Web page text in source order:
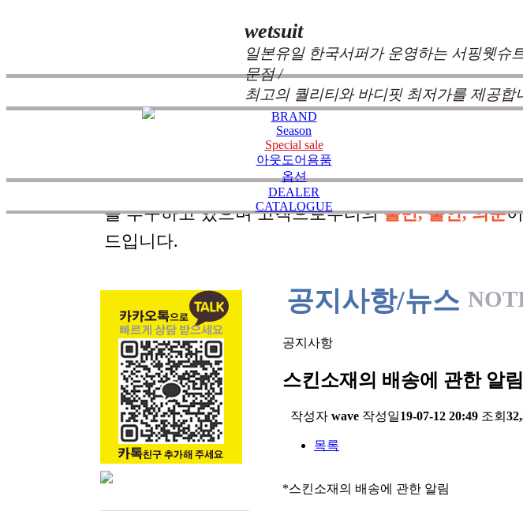
wetsuit
일본유일 한국서퍼가 운영하는 서핑웻슈
문점 /
최고의 퀄리티와 바디핏 최저가를 제공합
BRAND
Season
Special sale
아웃도어용품
옵션
DEALER
CATALOGUE
는 서퍼들의 느낌과 의견를 듣고 적
즐거움을 대화하는 것에 목표를 두고 있습니다.100%
을 추구하고 있으며 고객으로부터의불만, 불안, 의문
드입니다.
공지사항/뉴스
공지사항
스킨소재의 배송에 관한 알림
작성자 wave 작성일19-07-12 20:49 조회
목록
*스킨소재의 배송에 관한 알림